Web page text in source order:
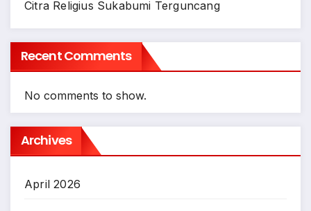
Citra Religius Sukabumi Terguncang
Recent Comments
No comments to show.
Archives
April 2026